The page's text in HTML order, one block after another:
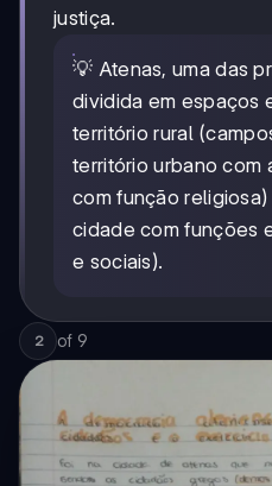
justiça.
💡 Atenas, uma das
dividida em espaços
território rural
território urbano com
com função religiosa)
cidade com funções
e sociais).
2 of 9